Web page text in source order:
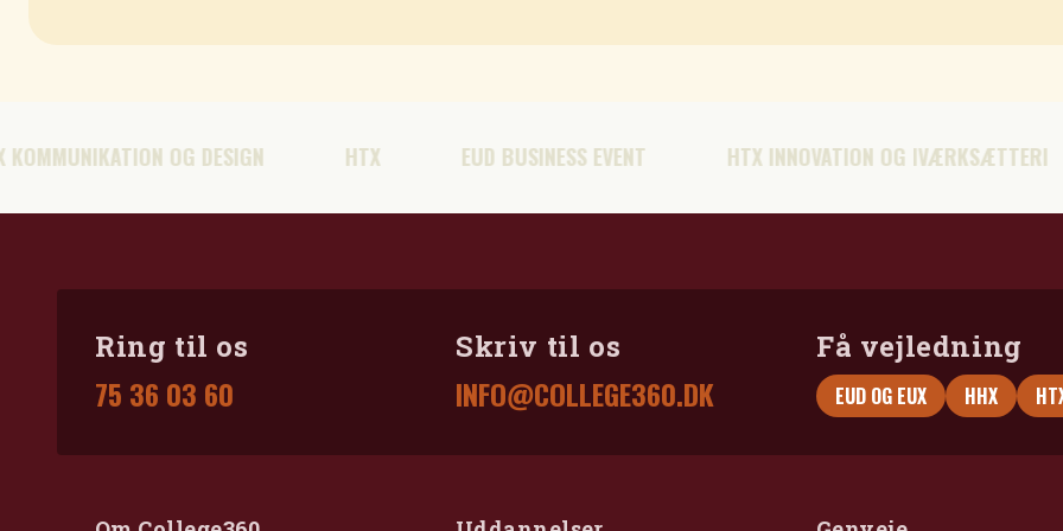
OG DESIGN HTX EUD BUSINESS EVENT HTX INNOVATION OG IVÆRKSÆTTERI HTX IT
Ring til os
75 36 03 60
Skriv til os
INFO@COLLEGE360.DK
Få vejledning
EUD OG EUX HHX